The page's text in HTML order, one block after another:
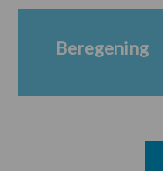
Beregening